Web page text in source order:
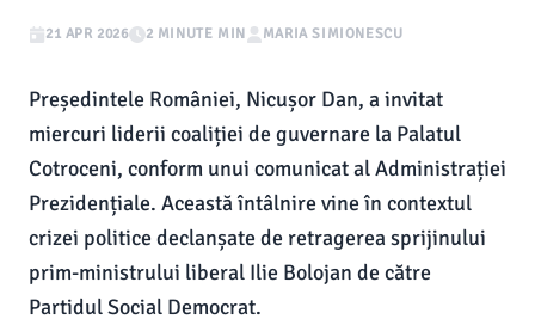
21 APR 2026 2 MINUTE MIN MARIA SIMIONESCU
Președintele României, Nicușor Dan, a invitat
miercuri liderii coaliției de guvernare la Palatul
Cotroceni, conform unui comunicat al Administrației
Prezidențiale. Această întâlnire vine în contextul
crizei politice declanșate de retragerea sprijinului
prim-ministrului liberal Ilie Bolojan de către
Partidul Social Democrat.